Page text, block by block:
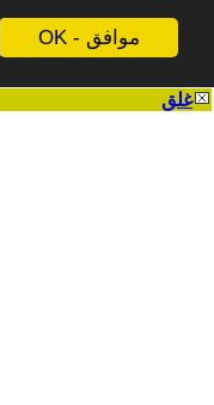
موافق - OK
غلق